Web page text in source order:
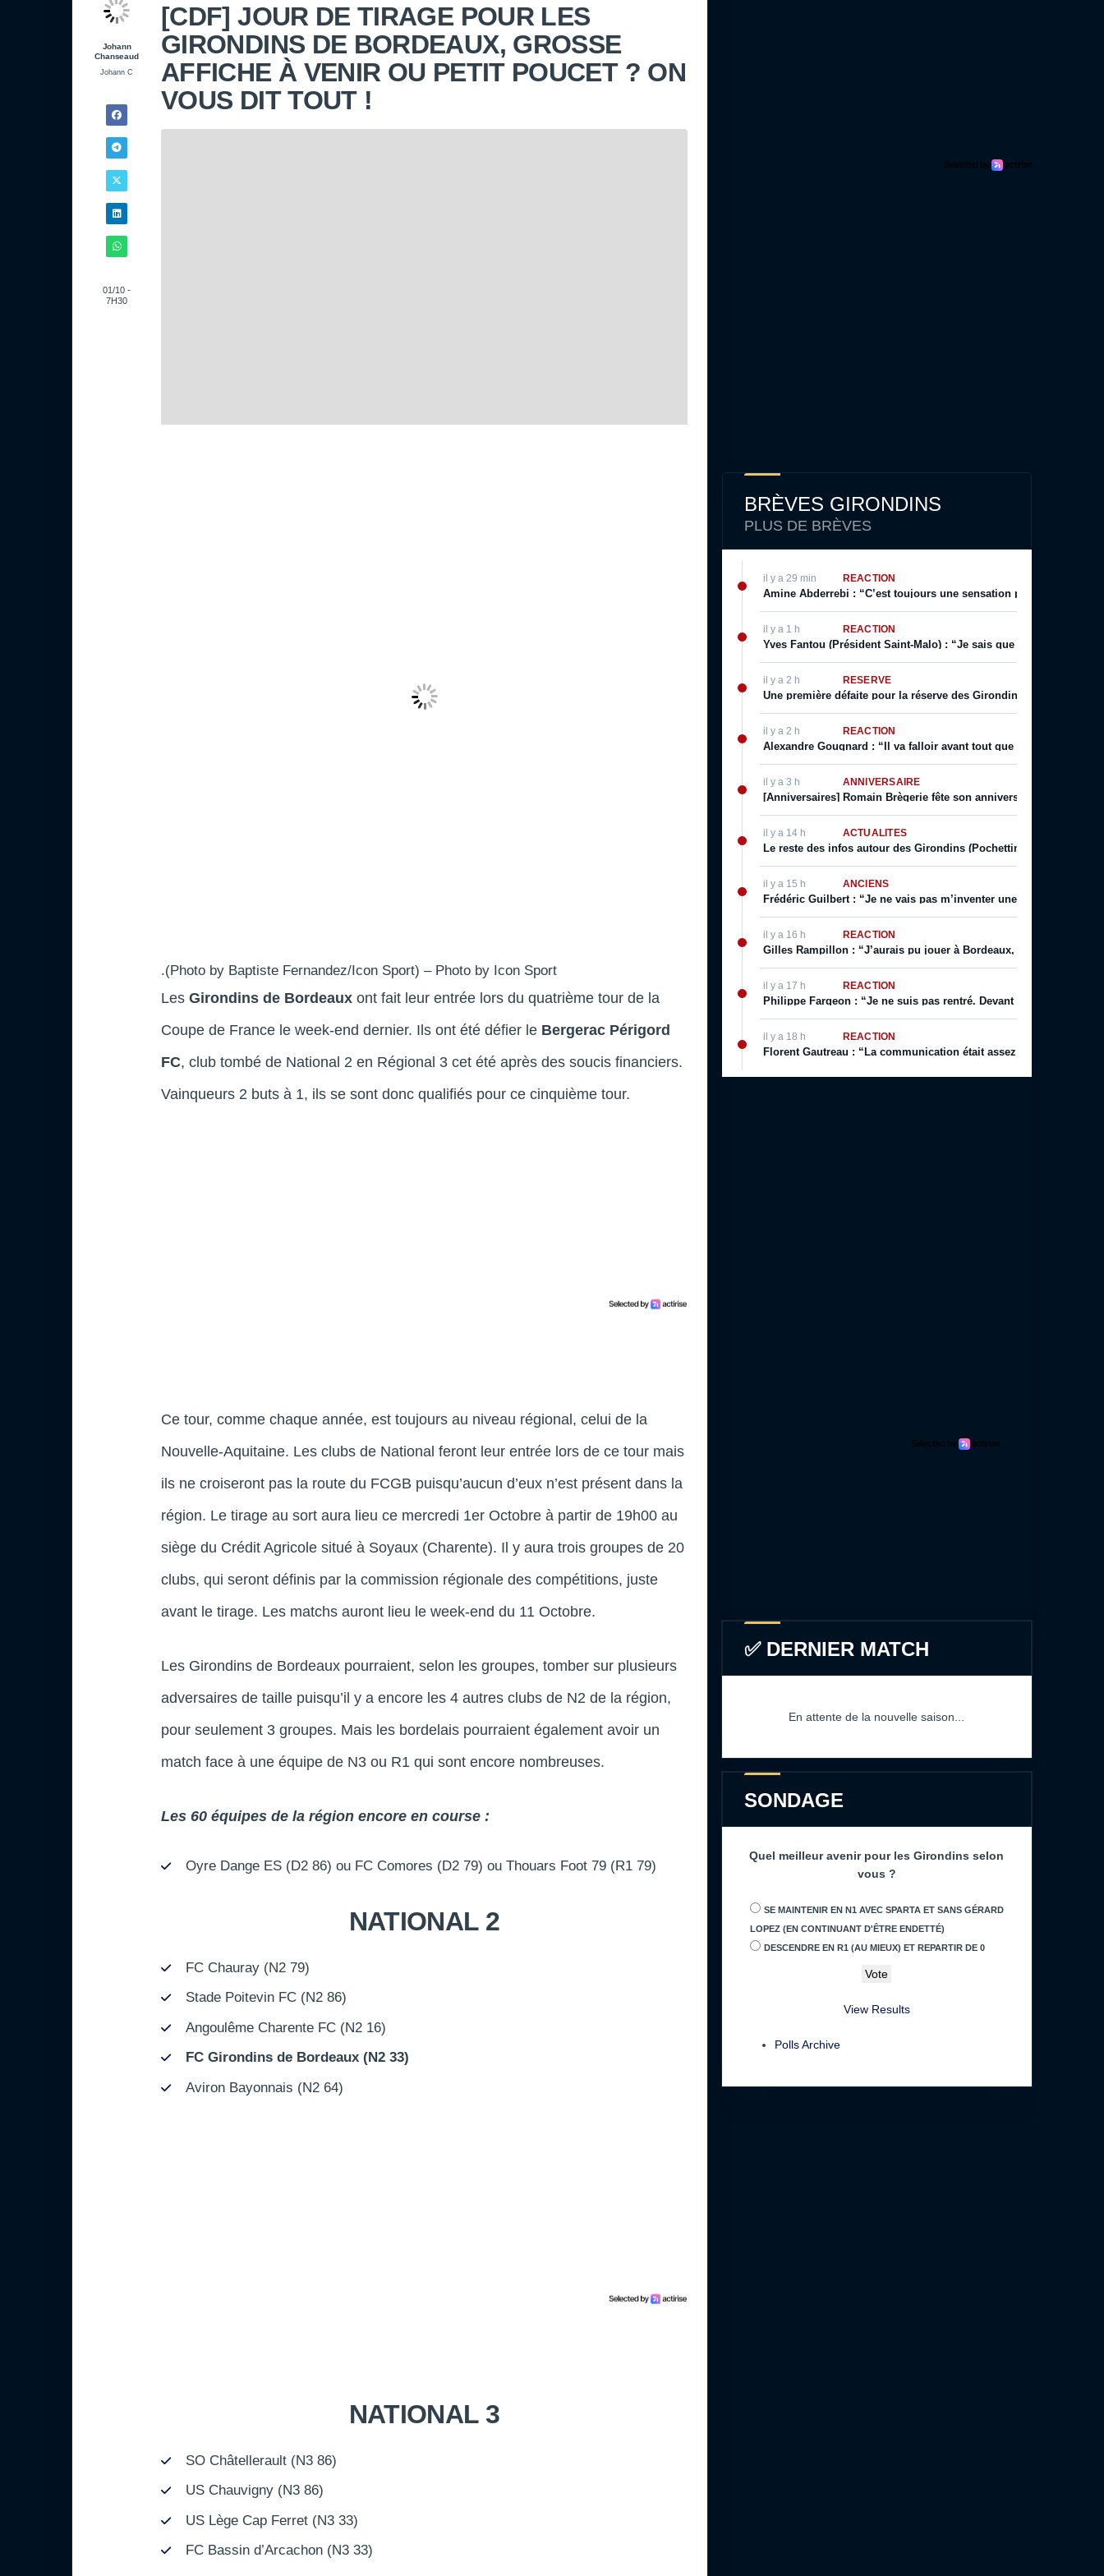
Johann
Chanseaud
Johann C
01/10 -
7H30
[CDF] JOUR DE TIRAGE POUR LES
GIRONDINS DE BORDEAUX, GROSSE
AFFICHE À VENIR OU PETIT POUCET ? ON
VOUS DIT TOUT !
.(Photo by Baptiste Fernandez/Icon Sport) – Photo by Icon Sport
Les Girondins de Bordeaux ont fait leur entrée lors du quatrième tour de la
Coupe de France le week-end dernier. Ils ont été défier le Bergerac Périgord
FC, club tombé de National 2 en Régional 3 cet été après des soucis financiers.
Vainqueurs 2 buts à 1, ils se sont donc qualifiés pour ce cinquième tour.
Ce tour, comme chaque année, est toujours au niveau régional, celui de la
Nouvelle-Aquitaine. Les clubs de National feront leur entrée lors de ce tour mais
ils ne croiseront pas la route du FCGB puisqu’aucun d’eux n’est présent dans la
région. Le tirage au sort aura lieu ce mercredi 1er Octobre à partir de 19h00 au
siège du Crédit Agricole situé à Soyaux (Charente). Il y aura trois groupes de 20
clubs, qui seront définis par la commission régionale des compétitions, juste
avant le tirage. Les matchs auront lieu le week-end du 11 Octobre.
Les Girondins de Bordeaux pourraient, selon les groupes, tomber sur plusieurs
adversaires de taille puisqu’il y a encore les 4 autres clubs de N2 de la région,
pour seulement 3 groupes. Mais les bordelais pourraient également avoir un
match face à une équipe de N3 ou R1 qui sont encore nombreuses.
Les 60 équipes de la région encore en course :
Oyre Dange ES (D2 86) ou FC Comores (D2 79) ou Thouars Foot 79 (R1 79)
NATIONAL 2
FC Chauray (N2 79)
Stade Poitevin FC (N2 86)
Angoulême Charente FC (N2 16)
FC Girondins de Bordeaux (N2 33)
Aviron Bayonnais (N2 64)
NATIONAL 3
SO Châtellerault (N3 86)
US Chauvigny (N3 86)
US Lège Cap Ferret (N3 33)
FC Bassin d’Arcachon (N3 33)
BRÈVES GIRONDINS
PLUS DE BRÈVES
il y a 29 min RÉACTION
Amine Abderrebi : “C’est toujours une sensation positive surtout
il y a 1 h RÉACTION
Yves Fantou (Président Saint-Malo) : “Je sais que Bordeaux est
il y a 2 h RÉSERVE
Une première défaite pour la réserve des Girondins, Yazid Mokhfi
il y a 2 h RÉACTION
Alexandre Gougnard : “Il va falloir avant tout que le Comex
il y a 3 h ANNIVERSAIRE
[Anniversaires] Romain Brègerie fête son anniversaire ce 9 Août
il y a 14 h ACTUALITÉS
Le reste des infos autour des Girondins (Pochettino prolonge,
il y a 15 h ANCIENS
Frédéric Guilbert : “Je ne vais pas m’inventer une vie. J’ai
il y a 16 h RÉACTION
Gilles Rampillon : “J’aurais pu jouer à Bordeaux, j’aurais pu
il y a 17 h RÉACTION
Philippe Fargeon : “Je ne suis pas rentré. Devant mon public. Ça,
il y a 18 h RÉACTION
Florent Gautreau : “La communication était assez bonne de la
✅ DERNIER MATCH
En attente de la nouvelle saison...
SONDAGE
Quel meilleur avenir pour les Girondins selon
vous ?
SE MAINTENIR EN N1 AVEC SPARTA ET SANS GÉRARD
LOPEZ (EN CONTINUANT D'ÊTRE ENDETTÉ)
DESCENDRE EN R1 (AU MIEUX) ET REPARTIR DE 0
View Results
Polls Archive